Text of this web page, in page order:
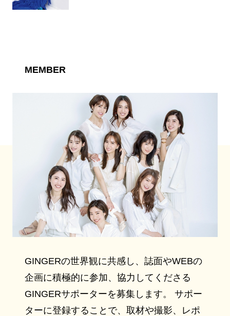
MEMBER
GINGERの世界観に共感し、誌面やWEBの
企画に積極的に参加、協力してくださる
GINGERサポーターを募集します。 サポー
ターに登録することで、取材や撮影、レポ